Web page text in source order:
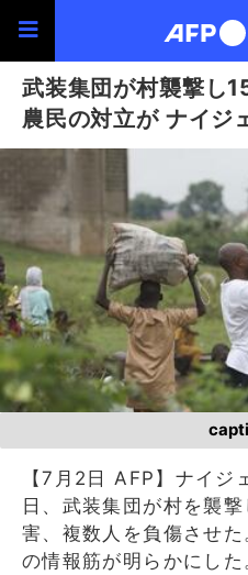
武装集団が村襲撃し
農民の対立が ナイジ
【7月2日 AFP】ナイジ
日、武装集団が村を襲
害、複数人を負傷させ
の情報筋が明らかにし